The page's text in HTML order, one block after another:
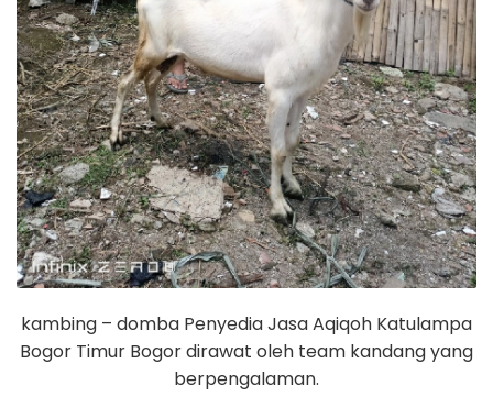
kambing – domba Penyedia Jasa Aqiqoh Katulampa
Bogor Timur Bogor dirawat oleh team kandang yang
berpengalaman.